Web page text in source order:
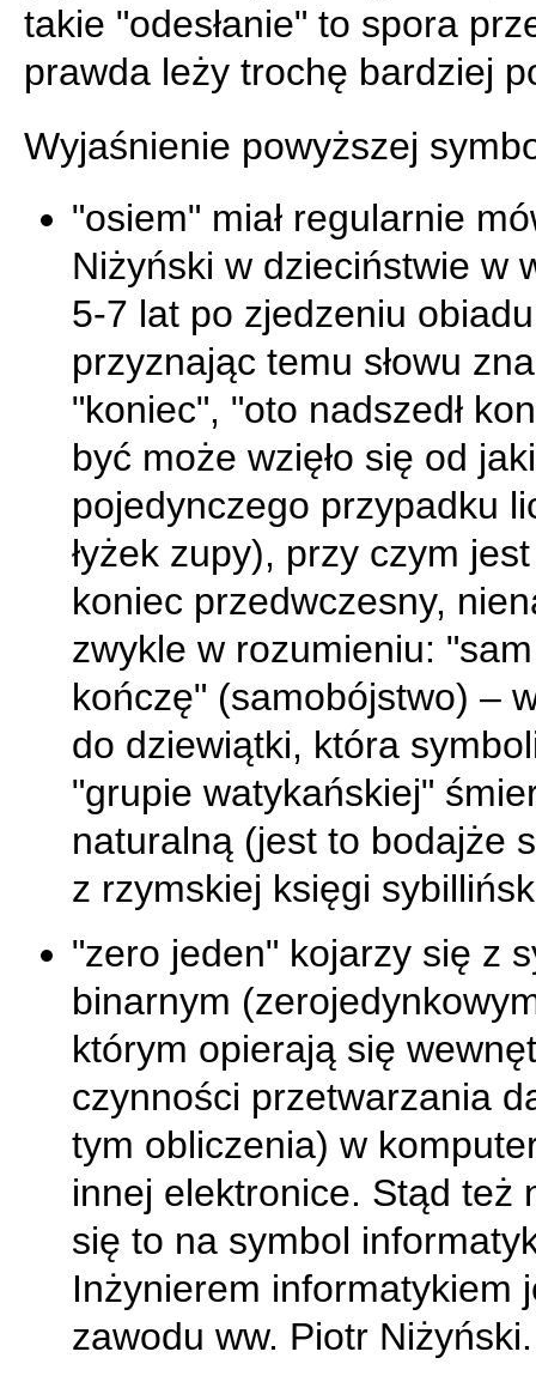
takie "odesłanie" to spora
prawda leży trochę bardziej
Wyjaśnienie powyższej
"osiem" miał regularnie
Niżyński w dzieciństwie w
5-7 lat po zjedzeniu
przyznając temu słowu
"koniec", "oto nadszedł
być może wzięło się od
pojedynczego przypadku
łyżek zupy), przy czym
koniec przedwczesny,
zwykle w rozumieniu:
kończę" (samobójstwo) –
do dziewiątki, która
"grupie watykańskiej"
naturalną (jest to bodajże
z rzymskiej księgi
"zero jeden" kojarzy się z
binarnym
którym opierają się
czynności przetwarzania
tym obliczenia) w
innej elektronice. Stąd też
się to na symbol
Inżynierem informatykiem
zawodu ww. Piotr Niżyński.